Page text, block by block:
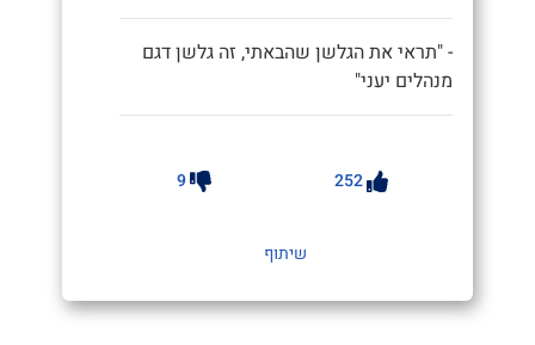
- "תראי את הגלשן שהבאתי, זה גלשן דגם
מנהלים יעני"
252
9
שיתוף